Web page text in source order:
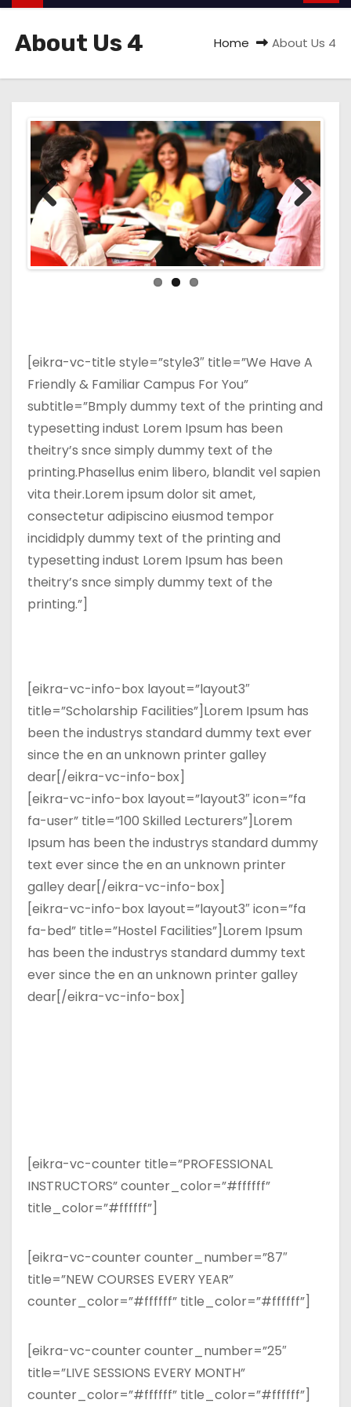
About Us 4 Home About Us 4
Previ
ous
Next
[eikra-vc-title style=”style3″ title=”We Have A
Friendly & Familiar Campus For You”
subtitle=”Bmply dummy text of the printing and
typesetting indust Lorem Ipsum has been
theitry’s snce simply dummy text of the
printing.Phasellus enim libero, blandit vel sapien
vita their.Lorem ipsum dolor sit amet,
consectetur adipiscino eiusmod tempor
incididply dummy text of the printing and
typesetting indust Lorem Ipsum has been
theitry’s snce simply dummy text of the
printing.”]
[eikra-vc-info-box layout=”layout3″
title=”Scholarship Facilities”]Lorem Ipsum has
been the industrys standard dummy text ever
since the en an unknown printer galley
dear[/eikra-vc-info-box]
[eikra-vc-info-box layout=”layout3″ icon=”fa
fa-user” title=”100 Skilled Lecturers”]Lorem
Ipsum has been the industrys standard dummy
text ever since the en an unknown printer
galley dear[/eikra-vc-info-box]
[eikra-vc-info-box layout=”layout3″ icon=”fa
fa-bed” title=”Hostel Facilities”]Lorem Ipsum
has been the industrys standard dummy text
ever since the en an unknown printer galley
dear[/eikra-vc-info-box]
[eikra-vc-counter title=”PROFESSIONAL
INSTRUCTORS” counter_color=”#ffffff”
title_color=”#ffffff”]
[eikra-vc-counter counter_number=”87″
title=”NEW COURSES EVERY YEAR”
counter_color=”#ffffff” title_color=”#ffffff”]
[eikra-vc-counter counter_number=”25″
title=”LIVE SESSIONS EVERY MONTH”
counter_color=”#ffffff” title_color=”#ffffff”]